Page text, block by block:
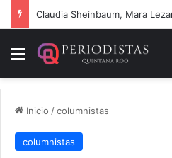
Menú
Inicio /columnistas
columnistas